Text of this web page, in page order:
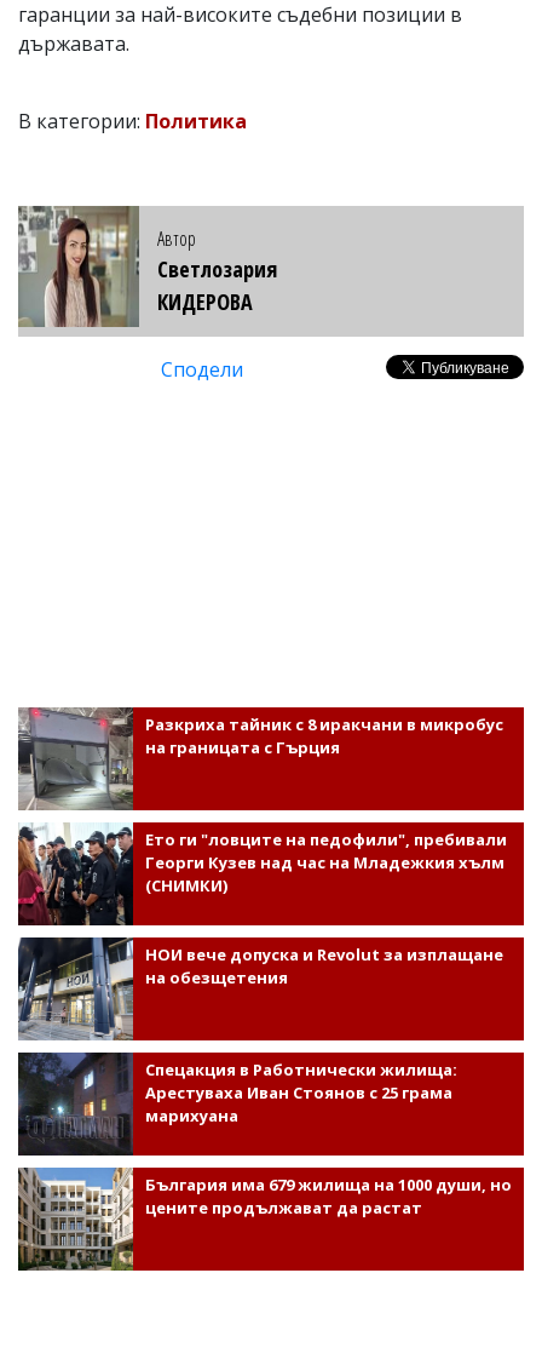
гаранции за най-високите съдебни позиции в
държавата.
В категории: Политика
Автор
Светлозария
КИДЕРОВА
Сподели
Разкриха тайник с 8 иракчани в микробус
на границата с Гърция
Ето ги "ловците на педофили", пребивали
Георги Кузев над час на Младежкия хълм
(СНИМКИ)
НОИ вече допуска и Revolut за изплащане
на обезщетения
Спецакция в Работнически жилища:
Арестуваха Иван Стоянов с 25 грама
марихуана
България има 679 жилища на 1000 души, но
цените продължават да растат